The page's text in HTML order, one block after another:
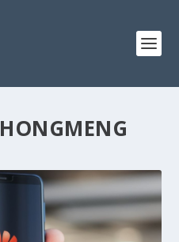
HONGMENG